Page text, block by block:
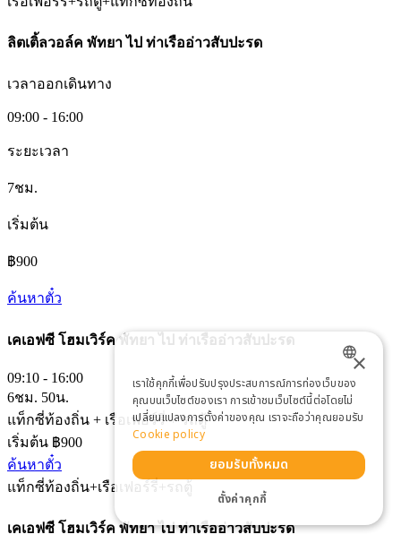
ลิตเติ้ลวอล์ค พัทยาไป ท่าเรืออ่าวสับปะรด
เวลาออกเดินทาง
09:00 - 16:00
ระยะเวลา
7ชม.
เริ่มต้น
฿900
ค้นหาตั๋ว
เคเอฟซี โฮมเวิร์ค พัทยา ไป ท่าเรืออ่าวสับปะรด
09:10 - 16:00
6ชม. 50น.
แท็กซี่ท้องถิ่น + เรือเฟอร์รี่ + รถตู้
เริ่มต้น ฿900
ค้นหาตั๋ว
แท็กซี่ท้องถิ่น+เรือเฟอร์รี่+รถตู้
เคเอฟซี โฮมเวิร์ค พัทยาไปท่าเรืออ่าวสับปะรด
ENGLISH
THAI
×
เราใช้คุกกี้เพื่อปรับปรุงประสบการณ์การท่องเว็บของ
คุณบนเว็บไซต์ของเรา การเข้าชมเว็บไซต์นี้ต่อโดยไม่
เปลี่ยนแปลงการตั้งค่าของคุณ เราจะถือว่าคุณยอมรับ
Cookie policy
ยอมรับทั้งหมด
ตั้งค่าคุกกี้